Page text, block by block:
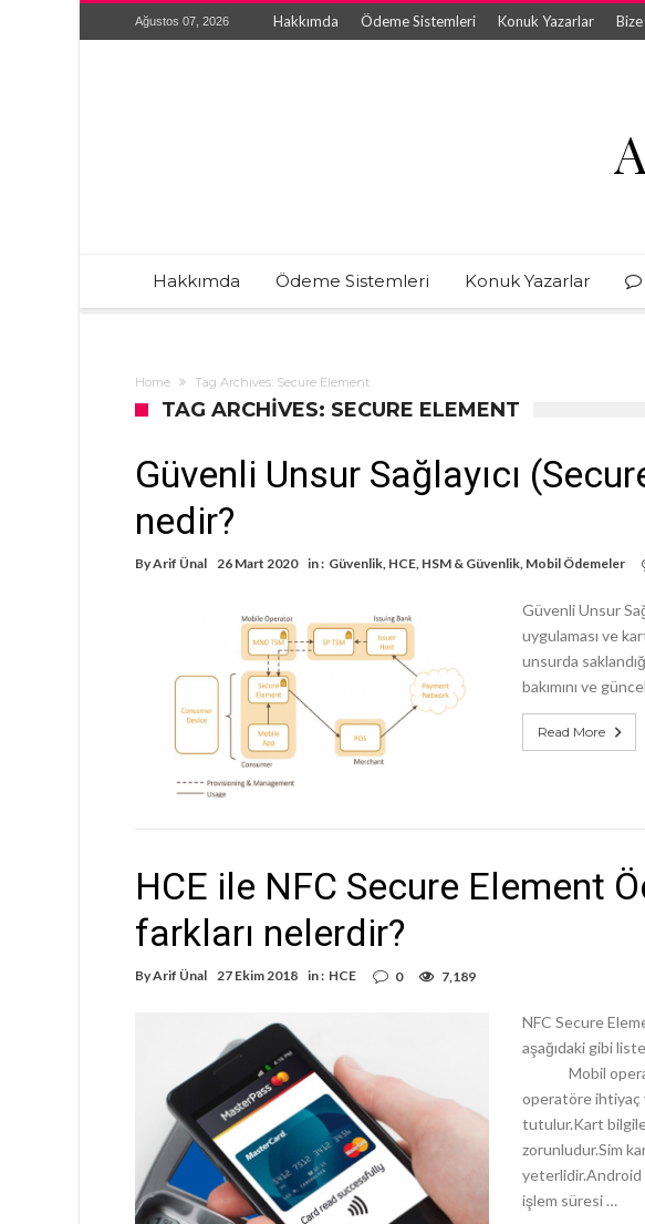
Ağustos 07, 2026 Hakkımda Ödeme Sistemleri Konuk Yazarlar Bize
Hakkımda Ödeme Sistemleri Konuk Yazarlar
Home Tag Archives: Secure Element
TAG ARCHIVES: SECURE ELEMENT
Güvenli Unsur Sağlayıcı
nedir?
ByArif Ünal 26 Mart 2020 in : Güvenlik, HCE, HSM & Güvenlik, Mobil Ödemeler
Güvenli Unsur
uygulaması ve
unsurda
bakımını ve
Read More
HCE ile NFC Secure Element
farkları nelerdir?
ByArif Ünal 27 Ekim 2018 in : HCE 0 7,189
NFC Secure
aşağıdaki gibi
Mobil
operatöre
tutulur.Kart
zorunludur.Sim
yeterlidir.Android
işlem süresi …